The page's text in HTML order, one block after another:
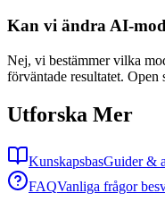
Kan vi ändra AI-
Nej, vi bestämmer vilka
förväntade resultatet. Open
Utforska Mer
KunskapsbasGuider &
FAQVanliga frågor